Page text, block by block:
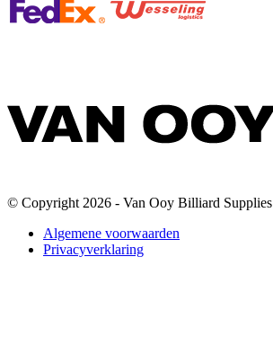
© Copyright 2026 - Van Ooy Billiard Supplies
Algemene voorwaarden
Privacyverklaring